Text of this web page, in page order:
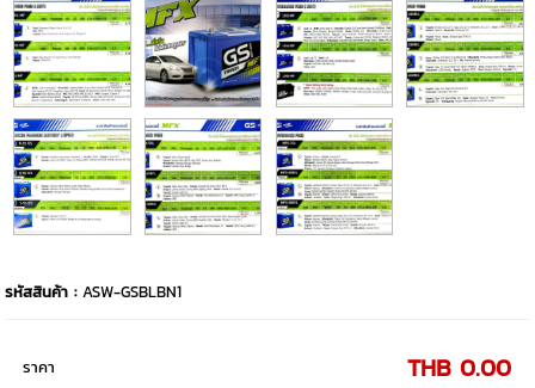
รหัสสินค้า :ASW-GSBLBN1
ราคา THB 0.00